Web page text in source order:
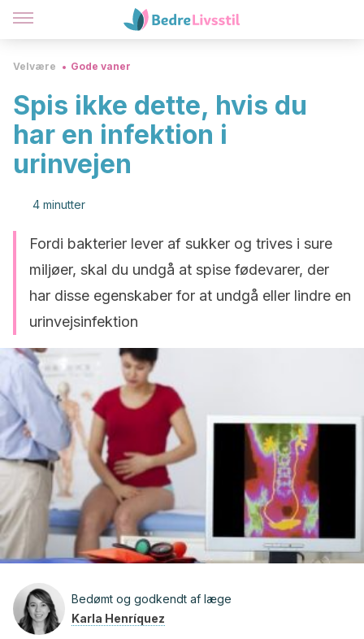
Velvære Gode vaner
Spis ikke dette, hvis du
har en infektion i
urinvejen
4 minutter
Fordi bakterier lever af sukker og trives i sure
miljøer, skal du undgå at spise fødevarer, der
har disse egenskaber for at undgå eller lindre en
urinvejsinfektion
Bedømt og godkendt af læge
Karla Henríquez